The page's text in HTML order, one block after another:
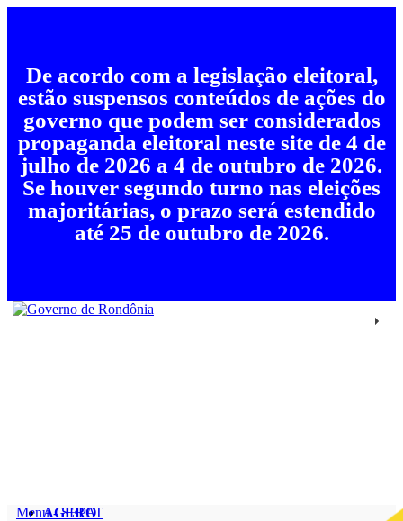
De acordo com a legislação eleitoral,
estão suspensos conteúdos de ações do
governo que podem ser considerados
propaganda eleitoral neste site de 4 de
julho de 2026 a 4 de outubro de 2026.
Se houver segundo turno nas eleições
majoritárias, o prazo será estendido
até 25 de outubro de 2026.
AGERO
Menu - SEPAT